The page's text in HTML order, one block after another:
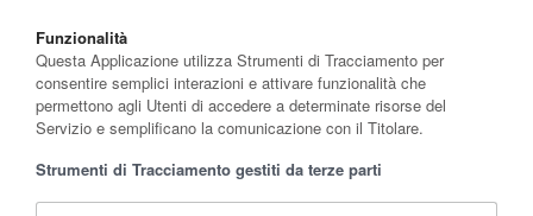
Funzionalità
Questa Applicazione utilizza Strumenti di Tracciamento per
consentire semplici interazioni e attivare funzionalità che
permettono agli Utenti di accedere a determinate risorse del
Servizio e semplificano la comunicazione con il Titolare.
Strumenti di Tracciamento gestiti da terze parti